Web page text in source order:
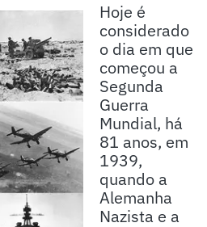
Hoje é
considerado
o dia em que
começou a
Segunda
Guerra
Mundial, há
81 anos, em
1939,
quando a
Alemanha
Nazista e a